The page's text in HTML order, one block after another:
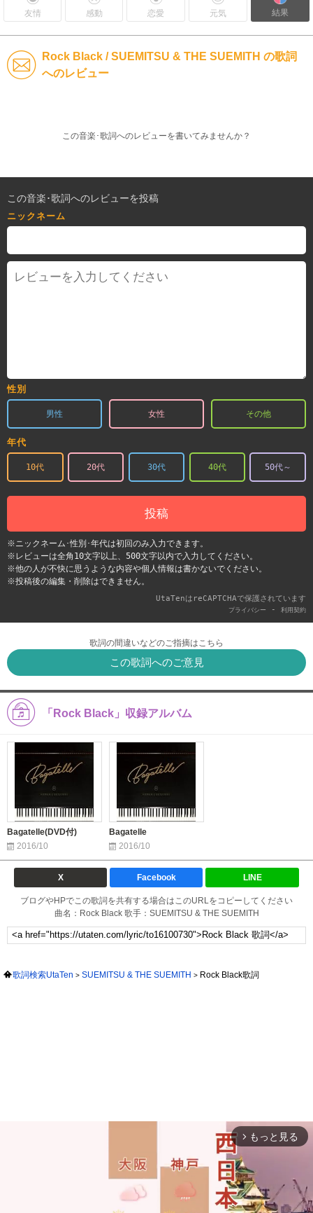
友情 感動 恋愛 元気 結果
Rock Black / SUEMITSU & THE SUEMITH の歌詞
へのレビュー
この音楽･歌詞へのレビューを書いてみませんか？
この音楽･歌詞へのレビューを投稿
ニックネーム
性別
男性 女性 その他
年代
10代 20代 30代 40代 50代～
投稿
※ニックネーム･性別･年代は初回のみ入力できます。
※レビューは全角10文字以上、500文字以内で入力してください。
※他の人が不快に思うような内容や個人情報は書かないでください。
※投稿後の編集・削除はできません。
UtaTenはreCAPTCHAで保護されています
プライバシー - 利用契約
歌詞の間違いなどのご指摘はこちら
この歌詞へのご意見
「Rock Black」収録アルバム
Bagatelle(DVD付)
2016/10
Bagatelle
2016/10
X Facebook LINE
ブログやHPでこの歌詞を共有する場合はこのURLをコピーしてください
曲名：Rock Black 歌手：SUEMITSU & THE SUEMITH
歌詞検索UtaTen SUEMITSU & THE SUEMITH Rock Black歌詞
arrow_forward_ios もっと見る